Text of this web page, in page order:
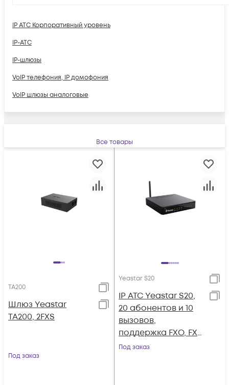
IP АТС Корпоративный уровень
IP-ATC
IP-шлюзы
VoIP телефония, IP домофония
VoIP шлюзы аналоговые
Все товары
TA200
Шлюз Yeastar
TA200, 2FXS
Под заказ
Yeastar S20
IP АТС Yeastar S20,
20 абонентов и 10
вызовов,
поддержка FXO, FXS,
GSM, BRI
Под заказ